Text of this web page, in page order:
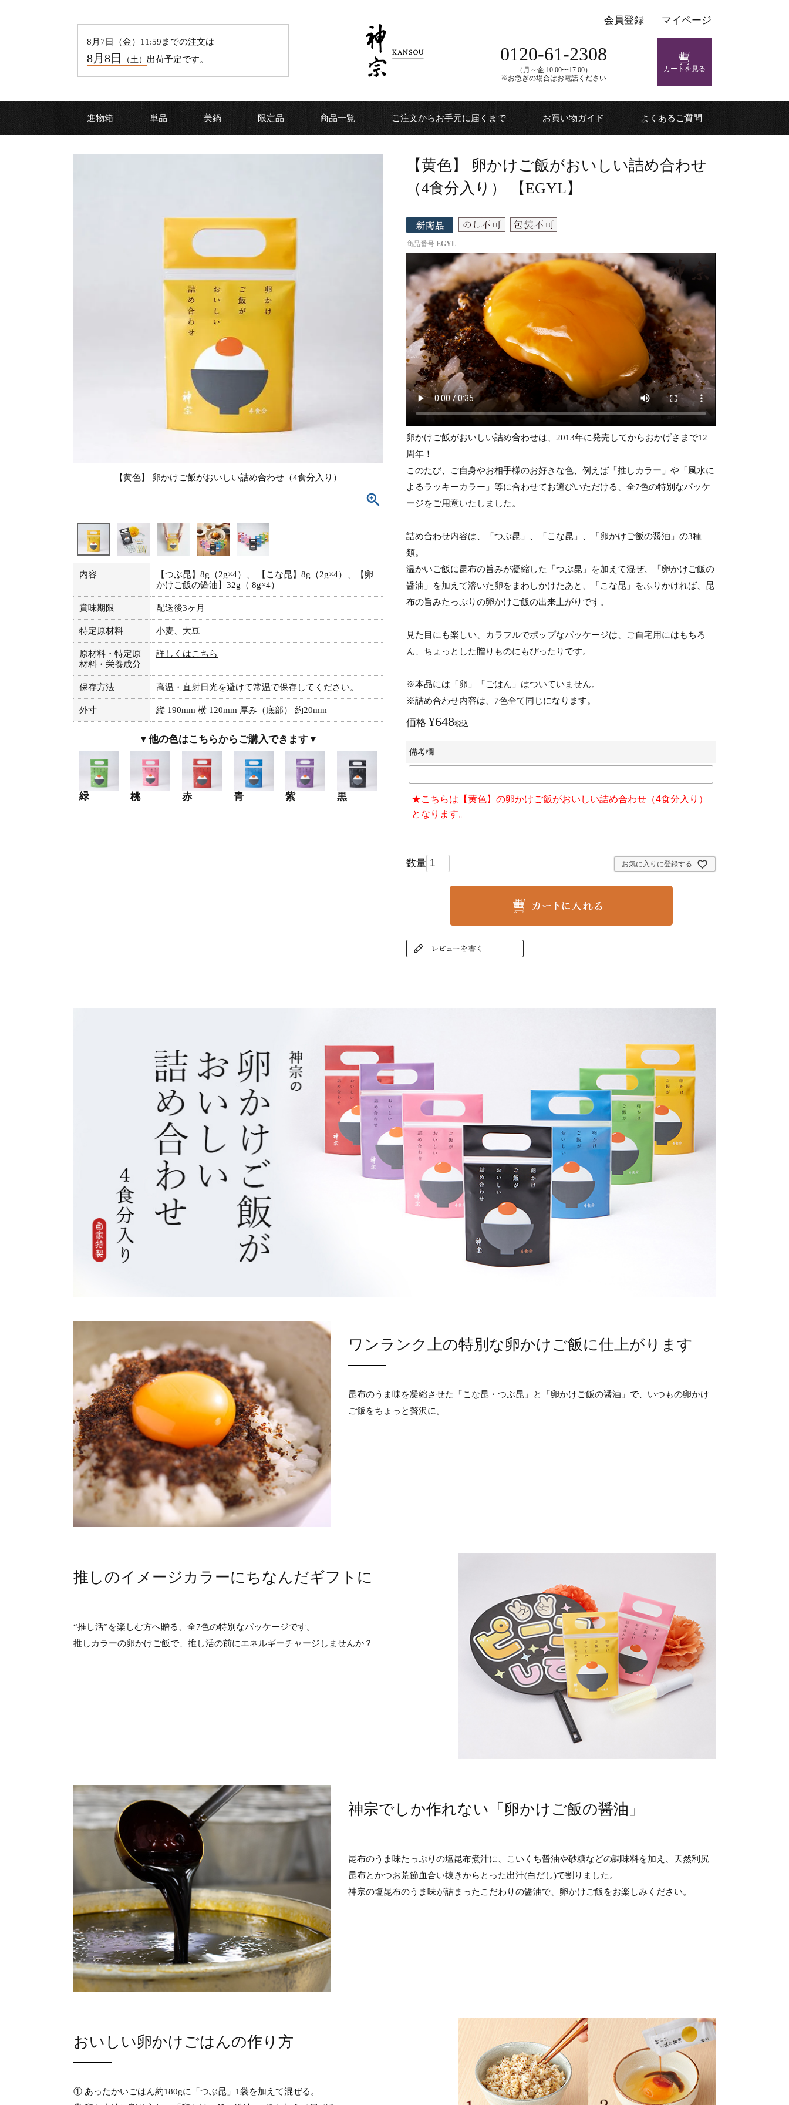
8 月 7 日（金）11:59までの注文は
8月 8日 （土） 出荷予定です。
会員登録 マイページ
0120-61-2308
（月～金 10:00〜17:00）
※お急ぎの場合はお電話ください
カートを見る
進物箱 単品 美鍋 限定品 商品一覧 ご注文からお手元に届くまで お買い物ガイド よくあるご質問
【黄色】 卵かけご飯がおいしい詰め合わせ（4食分入り）
内容
【つぶ昆】8g（2g×4）、 【こな昆】8g（2g×4）、【卵
かけご飯の醤油】32g（ 8g×4）
賞味期限 配送後3ヶ月
特定原材料 小麦、大豆
原材料・特定原
材料・栄養成分
詳しくはこちら
保存方法 高温・直射日光を避けて常温で保存してください。
外寸 縦 190mm 横 120mm 厚み（底部） 約20mm
▼他の色はこちらからご購入できます▼
緑 桃 赤 青 紫 黒
【黄色】 卵かけご飯がおいしい詰め合わせ
（4食分入り） 【EGYL】
商品番号 EGYL
卵かけご飯がおいしい詰め合わせは、2013年に発売してからおかげさまで12
周年！
このたび、ご自身やお相手様のお好きな色、例えば「推しカラー」や「風水に
よるラッキーカラー」等に合わせてお選びいただける、全7色の特別なパッケ
ージをご用意いたしました。
詰め合わせ内容は、「つぶ昆」、「こな昆」、「卵かけご飯の醤油」の3種
類。
温かいご飯に昆布の旨みが凝縮した「つぶ昆」を加えて混ぜ、「卵かけご飯の
醤油」を加えて溶いた卵をまわしかけたあと、「こな昆」をふりかければ、昆
布の旨みたっぷりの卵かけご飯の出来上がりです。
見た目にも楽しい、カラフルでポップなパッケージは、ご自宅用にはもちろ
ん、ちょっとした贈りものにもぴったりです。
※本品には「卵」「ごはん」はついていません。
※詰め合わせ内容は、7色全て同じになります。
価格 ¥648税込
備考欄
★こちらは【黄色】の卵かけご飯がおいしい詰め合わせ（4食分入り）
となります。
お気に入りに登録する
ワンランク上の特別な卵かけご飯に仕上がります
昆布のうま味を凝縮させた「こな昆・つぶ昆」と「卵かけご飯の醤油」で、いつもの卵かけ
ご飯をちょっと贅沢に。
推しのイメージカラーにちなんだギフトに
“推し活”を楽しむ方へ贈る、全7色の特別なパッケージです。
推しカラーの卵かけご飯で、推し活の前にエネルギーチャージしませんか？
神宗でしか作れない「卵かけご飯の醤油」
昆布のうま味たっぷりの塩昆布煮汁に、こいくち醤油や砂糖などの調味料を加え、天然利尻
昆布とかつお荒節血合い抜きからとった出汁(白だし)で割りました。
神宗の塩昆布のうま味が詰まったこだわりの醤油で、卵かけご飯をお楽しみください。
おいしい卵かけごはんの作り方
① あったかいごはん約180gに「つぶ昆」1袋を加えて混ぜる。